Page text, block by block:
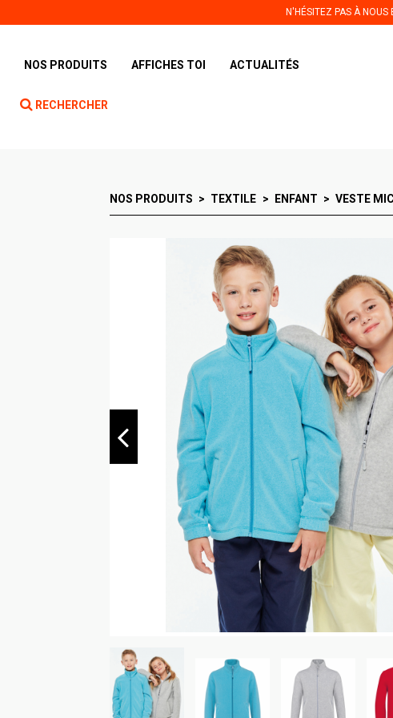
N'HÉSITEZ PAS À NOUS
NOS PRODUITS AFFICHES TOI ACTUALITÉS
RECHERCHER
NOS PRODUITS TEXTILE ENFANT VESTE